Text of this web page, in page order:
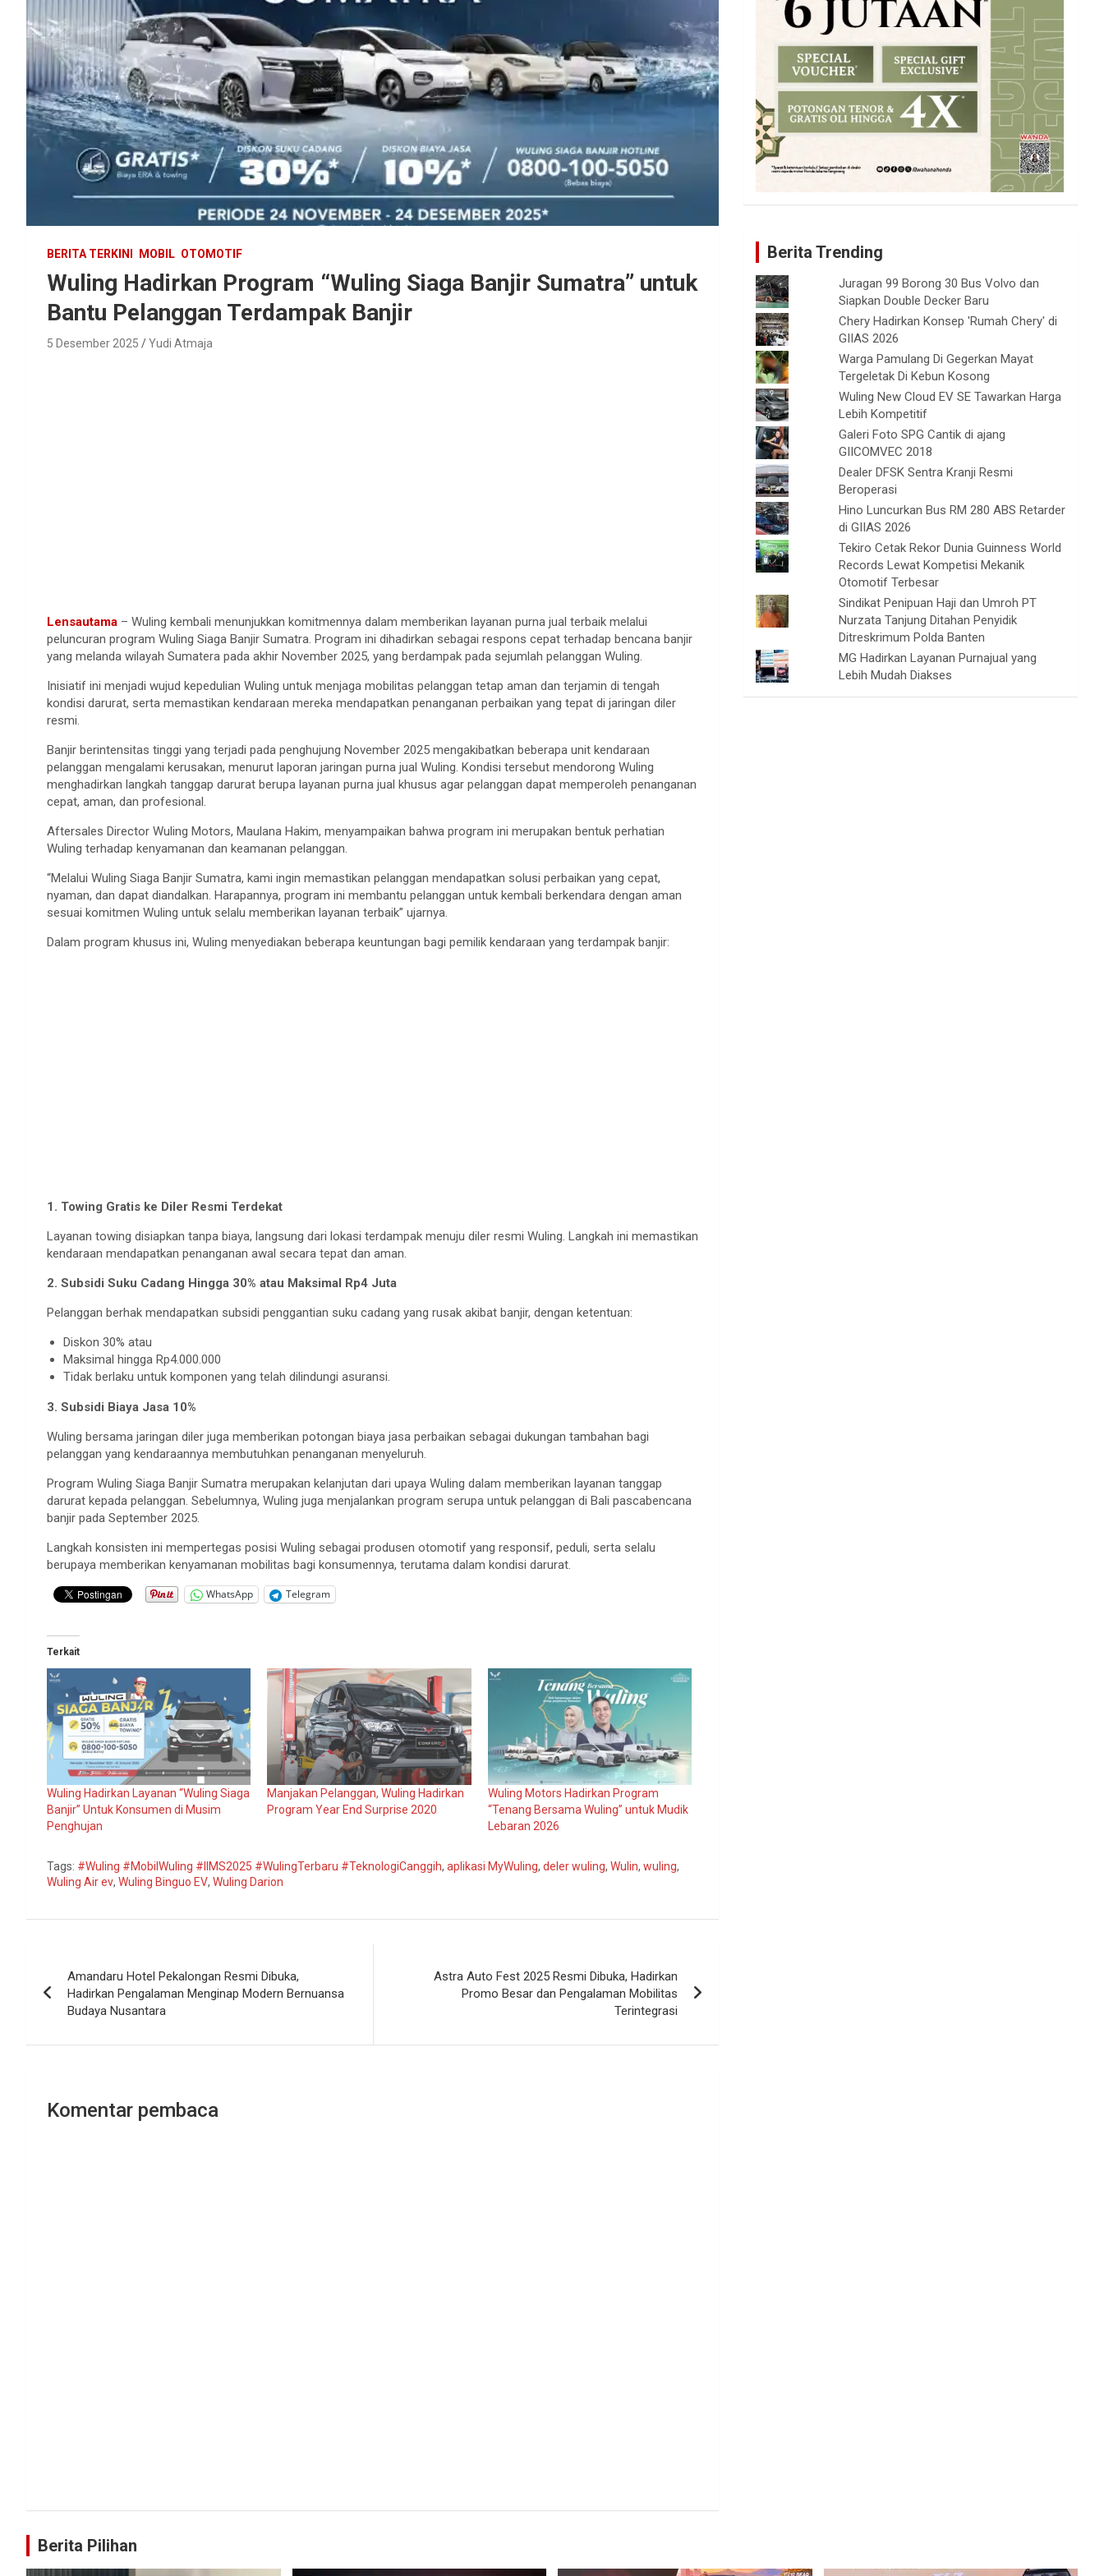
BERITA TERKINI MOBIL OTOMOTIF
Wuling Hadirkan Program “Wuling Siaga Banjir Sumatra” untuk
Bantu Pelanggan Terdampak Banjir
5 Desember 2025 Yudi Atmaja
Lensautama – Wuling kembali menunjukkan komitmennya dalam memberikan layanan purna jual terbaik melalui
peluncuran program Wuling Siaga Banjir Sumatra. Program ini dihadirkan sebagai respons cepat terhadap bencana banjir
yang melanda wilayah Sumatera pada akhir November 2025, yang berdampak pada sejumlah pelanggan Wuling.
Inisiatif ini menjadi wujud kepedulian Wuling untuk menjaga mobilitas pelanggan tetap aman dan terjamin di tengah
kondisi darurat, serta memastikan kendaraan mereka mendapatkan penanganan perbaikan yang tepat di jaringan diler
resmi.
Banjir berintensitas tinggi yang terjadi pada penghujung November 2025 mengakibatkan beberapa unit kendaraan
pelanggan mengalami kerusakan, menurut laporan jaringan purna jual Wuling. Kondisi tersebut mendorong Wuling
menghadirkan langkah tanggap darurat berupa layanan purna jual khusus agar pelanggan dapat memperoleh penanganan
cepat, aman, dan profesional.
Aftersales Director Wuling Motors, Maulana Hakim, menyampaikan bahwa program ini merupakan bentuk perhatian
Wuling terhadap kenyamanan dan keamanan pelanggan.
“Melalui Wuling Siaga Banjir Sumatra, kami ingin memastikan pelanggan mendapatkan solusi perbaikan yang cepat,
nyaman, dan dapat diandalkan. Harapannya, program ini membantu pelanggan untuk kembali berkendara dengan aman
sesuai komitmen Wuling untuk selalu memberikan layanan terbaik” ujarnya.
Dalam program khusus ini, Wuling menyediakan beberapa keuntungan bagi pemilik kendaraan yang terdampak banjir:
1. Towing Gratis ke Diler Resmi Terdekat
Layanan towing disiapkan tanpa biaya, langsung dari lokasi terdampak menuju diler resmi Wuling. Langkah ini memastikan
kendaraan mendapatkan penanganan awal secara tepat dan aman.
2. Subsidi Suku Cadang Hingga 30% atau Maksimal Rp4 Juta
Pelanggan berhak mendapatkan subsidi penggantian suku cadang yang rusak akibat banjir, dengan ketentuan:
Diskon 30% atau
Maksimal hingga Rp4.000.000
Tidak berlaku untuk komponen yang telah dilindungi asuransi.
3. Subsidi Biaya Jasa 10%
Wuling bersama jaringan diler juga memberikan potongan biaya jasa perbaikan sebagai dukungan tambahan bagi
pelanggan yang kendaraannya membutuhkan penanganan menyeluruh.
Program Wuling Siaga Banjir Sumatra merupakan kelanjutan dari upaya Wuling dalam memberikan layanan tanggap
darurat kepada pelanggan. Sebelumnya, Wuling juga menjalankan program serupa untuk pelanggan di Bali pascabencana
banjir pada September 2025.
Langkah konsisten ini mempertegas posisi Wuling sebagai produsen otomotif yang responsif, peduli, serta selalu
berupaya memberikan kenyamanan mobilitas bagi konsumennya, terutama dalam kondisi darurat.
WhatsApp Telegram
Terkait
Wuling Hadirkan Layanan “Wuling Siaga
Banjir” Untuk Konsumen di Musim
Penghujan
Manjakan Pelanggan, Wuling Hadirkan
Program Year End Surprise 2020
Wuling Motors Hadirkan Program
“Tenang Bersama Wuling” untuk Mudik
Lebaran 2026
Tags: #Wuling #MobilWuling #IIMS2025 #WulingTerbaru #TeknologiCanggih, aplikasi MyWuling, deler wuling, Wulin, wuling,
Wuling Air ev, Wuling Binguo EV, Wuling Darion
pos
Amandaru Hotel Pekalongan Resmi Dibuka,
Hadirkan Pengalaman Menginap Modern Bernuansa
Budaya Nusantara
Astra Auto Fest 2025 Resmi Dibuka, Hadirkan
Promo Besar dan Pengalaman Mobilitas
Terintegrasi
Komentar pembaca
Berita Trending
Juragan 99 Borong 30 Bus Volvo dan
Siapkan Double Decker Baru
Chery Hadirkan Konsep 'Rumah Chery' di
GIIAS 2026
Warga Pamulang Di Gegerkan Mayat
Tergeletak Di Kebun Kosong
Wuling New Cloud EV SE Tawarkan Harga
Lebih Kompetitif
Galeri Foto SPG Cantik di ajang
GIICOMVEC 2018
Dealer DFSK Sentra Kranji Resmi
Beroperasi
Hino Luncurkan Bus RM 280 ABS Retarder
di GIIAS 2026
Tekiro Cetak Rekor Dunia Guinness World
Records Lewat Kompetisi Mekanik
Otomotif Terbesar
Sindikat Penipuan Haji dan Umroh PT
Nurzata Tanjung Ditahan Penyidik
Ditreskrimum Polda Banten
MG Hadirkan Layanan Purnajual yang
Lebih Mudah Diakses
Berita Pilihan